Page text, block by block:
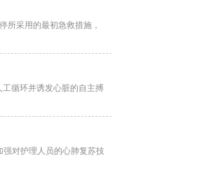
所采用的最初急救措施，
循环并诱发心脏的自主搏
对护理人员的心肺复苏技